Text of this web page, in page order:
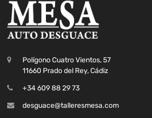
Polígono Cuatro Vientos, 57
11660 Prado del Rey, Cádiz
+34 609 88 29 73
desguace@talleresmesa.com